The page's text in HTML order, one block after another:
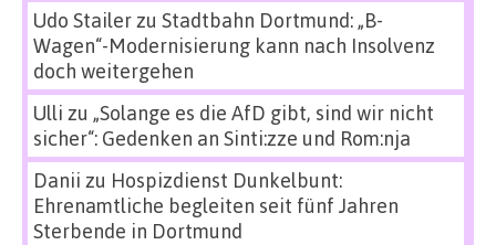
Udo Stailerzu Stadtbahn Dortmund: „B-
Wagen“-Modernisierung kann nach Insolvenz
doch weitergehen
Ulli zu „Solange es die AfD gibt, sind wir nicht
sicher“: Gedenken an Sinti:zze und Rom:nja
Danii zu Hospizdienst Dunkelbunt:
Ehrenamtliche begleiten seit fünf Jahren
Sterbende in Dortmund